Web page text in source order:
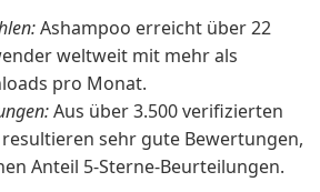
Ashampoo erreicht über 22
weltweit mit mehr als
pro Monat.
Aus über 3.500 verifizierten
sehr gute Bewertungen,
Anteil 5-Sterne-Beurteilungen.